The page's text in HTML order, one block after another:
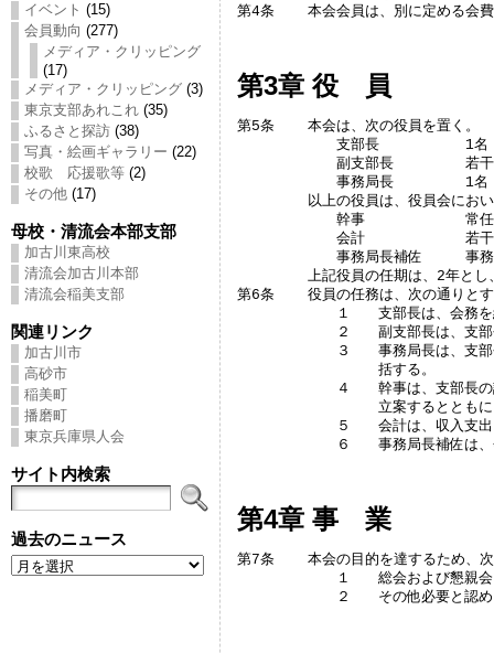
イベント (15)
会員動向 (277)
メディア・クリッピング
(17)
メディア・クリッピング (3)
東京支部あれこれ (35)
ふるさと探訪 (38)
写真・絵画ギャラリー (22)
校歌 応援歌等 (2)
その他 (17)
母校・清流会本部支部
加古川東高校
清流会加古川本部
清流会稲美支部
関連リンク
加古川市
高砂市
稲美町
播磨町
東京兵庫県人会
サイト内検索
過去のニュース
第4条	本会会員は、別に定める
第3章 役 員
第5条	本会は、次の役員を置く。
第6条	役員の任務は、次の通りとする。
　　６	事務局長
第4章 事 業
第7条	本会の目的を達するため、次の事業を行う。
　　２	その他必要